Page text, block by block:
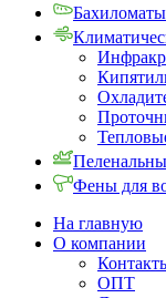
Бахиломаты
Фены для
На главную
О компании
ОПТ